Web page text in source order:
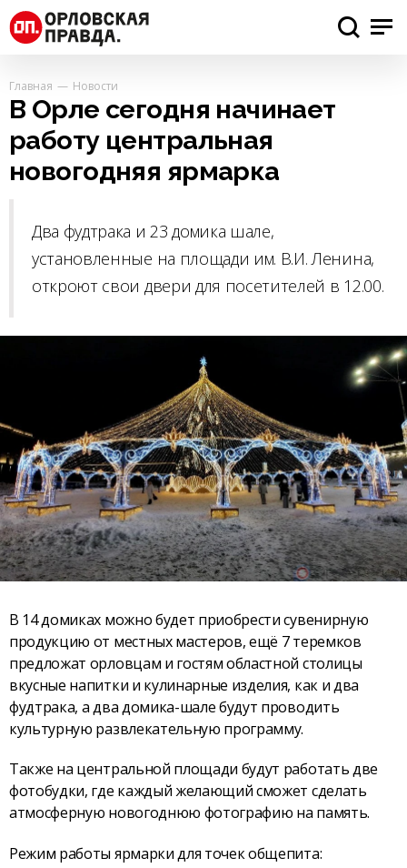
Главная Новости
В Орле сегодня начинает
работу центральная
новогодняя ярмарка
Два фудтрака и 23 домика шале,
установленные на площади им. В.И. Ленина,
откроют свои двери для посетителей в 12.00.
В 14 домиках можно будет приобрести сувенирную
продукцию от местных мастеров, ещё 7 теремков
предложат орловцам и гостям областной столицы
вкусные напитки и кулинарные изделия, как и два
фудтрака, а два домика-шале будут проводить
культурную развлекательную программу.
Также на центральной площади будут работать две
фотобудки, где каждый желающий сможет сделать
атмосферную новогоднюю фотографию на память.
Режим работы ярмарки для точек общепита: